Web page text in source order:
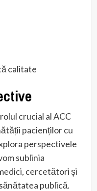
calitate
crucial al ACC
pacienților cu
perspectivele
sublinia
cercetători și
publică.